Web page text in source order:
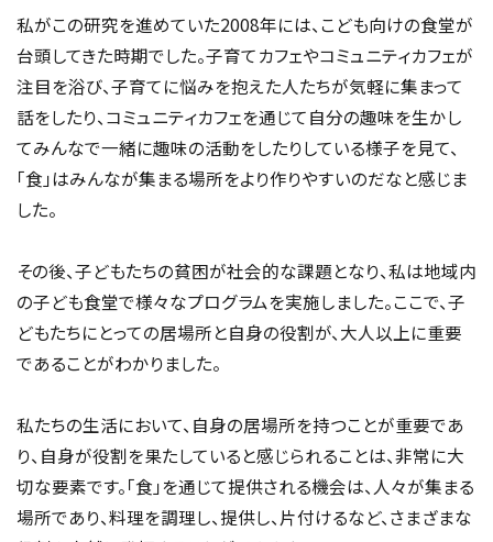
私がこの研究を進めていた2008年には、こども向けの食堂が
台頭してきた時期でした。子育てカフェやコミュニティカフェが
注目を浴び、子育てに悩みを抱えた人たちが気軽に集まって
話をしたり、コミュニティカフェを通じて自分の趣味を生かし
てみんなで一緒に趣味の活動をしたりしている様子を見て、
「食」はみんなが集まる場所をより作りやすいのだなと感じま
した。
その後、子どもたちの貧困が社会的な課題となり、私は地域内
の子ども食堂で様々なプログラムを実施しました。ここで、子
どもたちにとっての居場所と自身の役割が、大人以上に重要
であることがわかりました。
私たちの生活において、自身の居場所を持つことが重要であ
り、自身が役割を果たしていると感じられることは、非常に大
切な要素です。「食」を通じて提供される機会は、人々が集まる
場所であり、料理を調理し、提供し、片付けるなど、さまざまな